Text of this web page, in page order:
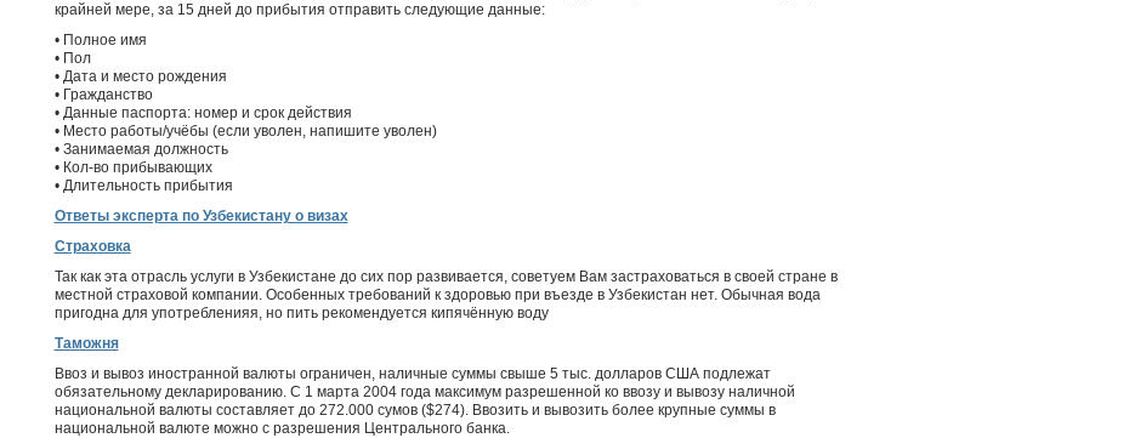
крайней мере, за 15 дней до прибытия отправить следующие данные:
• Полное имя
• Пол
• Дата и место рождения
• Гражданство
• Данные паспорта: номер и срок действия
• Место работы/учёбы (если уволен, напишите уволен)
• Занимаемая должность
• Кол-во прибывающих
• Длительность прибытия
Ответы эксперта по Узбекистану о визах
Страховка
Так как эта отрасль услуги в Узбекистане до сих пор развивается, советуем Вам застраховаться в своей стране в
местной страховой компании. Особенных требований к здоровью при въезде в Узбекистан нет. Обычная вода
пригодна для употребленияя, но пить рекомендуется кипячённую воду
Таможня
Ввоз и вывоз иностранной валюты ограничен, наличные суммы свыше 5 тыс. долларов США подлежат
обязательному декларированию. C 1 марта 2004 года максимум разрешенной ко ввозу и вывозу наличной
национальной валюты составляет до 272.000 сумов ($274). Ввозить и вывозить более крупные суммы в
национальной валюте можно с разрешения Центрального банка.